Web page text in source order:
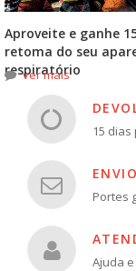
Aproveite e ganhe
retoma do seu
respiratório
ver mais
15
Portes
Ajuda